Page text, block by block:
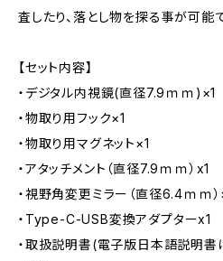
査したり、落とし物を探る事が可能で
【セット内容】
・デジタル内視鏡(直径7.9ｍｍ)×1
・物取り用フック×1
・物取り用マグネット×1
・アタッチメント（直径7.9ｍｍ）x1
・視野角変更ミラー（直径6.4ｍｍ）
・Type-C-USB変換アダプターx1
・取扱説明書(電子版日本語説明書